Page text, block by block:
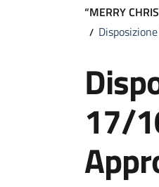
“MERRY
17/